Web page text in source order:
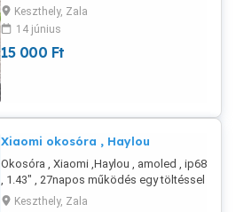
Keszthely, Zala
14 június
15 000 Ft
Xiaomi okosóra , Haylou
Okosóra , Xiaomi ,Haylou , amoled , ip68
, 1.43" , 27napos működés egy töltéssel
!
Keszthely, Zala